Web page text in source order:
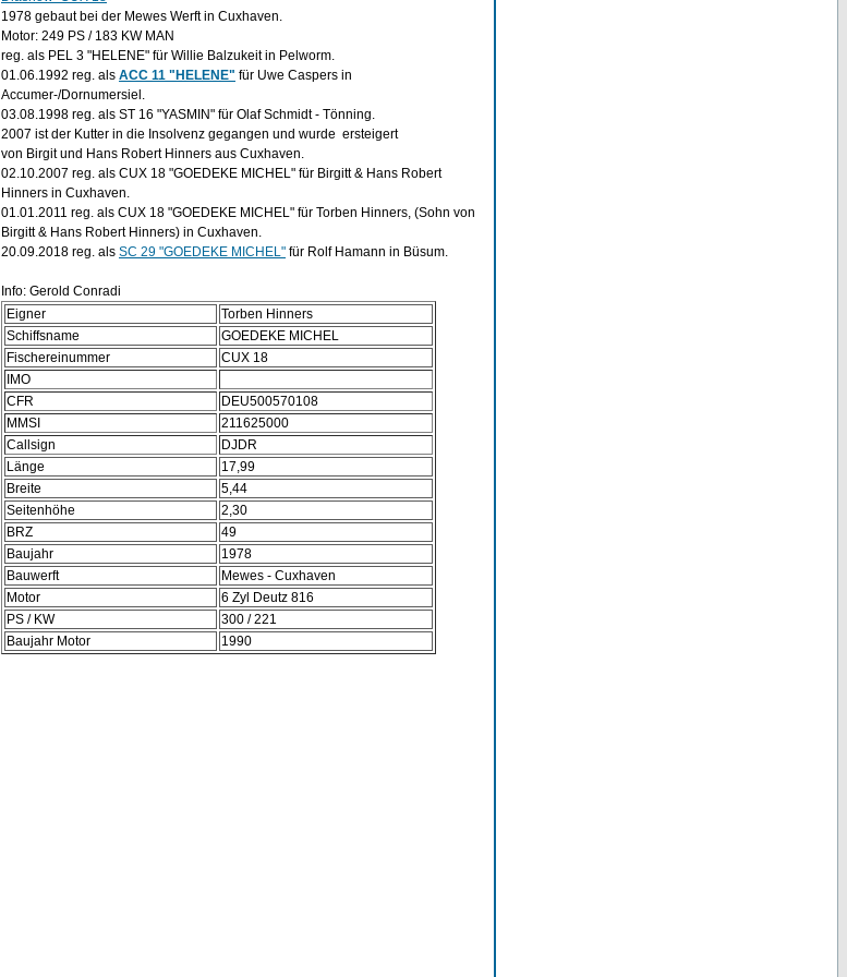
1978 gebaut bei der Mewes Werft in Cuxhaven.
Motor: 249 PS / 183 KW MAN
reg. als PEL 3 "HELENE" für Willie Balzukeit in Pelworm.
01.06.1992 reg. als ACC 11 "HELENE" für Uwe Caspers in
Accumer-/Dornumersiel.
03.08.1998 reg. als ST 16 "YASMIN" für Olaf Schmidt - Tönning.
2007 ist der Kutter in die Insolvenz gegangen und wurde ersteigert
von Birgit und Hans Robert Hinners aus Cuxhaven.
02.10.2007 reg. als CUX 18 "GOEDEKE MICHEL" für Birgitt & Hans Robert
Hinners in Cuxhaven.
01.01.2011 reg. als CUX 18 "GOEDEKE MICHEL" für Torben Hinners, (Sohn von
Birgitt & Hans Robert Hinners) in Cuxhaven.
20.09.2018 reg. als SC 29 "GOEDEKE MICHEL" für Rolf Hamann in Büsum.
Info: Gerold Conradi
Eigner
Torben Hinners
Schiffsname
GOEDEKE MICHEL
Fischereinummer
CUX 18
IMO
CFR
DEU500570108
MMSI
211625000
Callsign
DJDR
Länge
17,99
Breite
5,44
Seitenhöhe
2,30
BRZ
49
Baujahr
1978
Bauwerft
Mewes - Cuxhaven
Motor
6 Zyl Deutz 816
PS / KW
300 / 221
Baujahr Motor
1990